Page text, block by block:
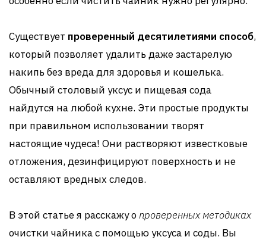
Существует проверенный десятилетиями способ,
который позволяет удалить даже застарелую
накипь без вреда для здоровья и кошелька.
Обычный столовый уксус и пищевая сода
найдутся на любой кухне. Эти простые продукты
при правильном использовании творят
настоящие чудеса! Они растворяют известковые
отложения, дезинфицируют поверхность и не
оставляют вредных следов.
В этой статье я расскажу опроверенных методиках
очистки чайника с помощью уксуса и соды. Вы